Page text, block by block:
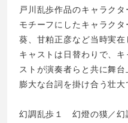
戸川乱歩作品のキャラク
モチーフにしたキャラク
葵、甘粕正彦など当時実在
キャストは日替わりで、
ストが演奏者らと共に舞
膨大な台詞を掛け合う壮大
幻調乱歩１ 幻燈の獏／幻